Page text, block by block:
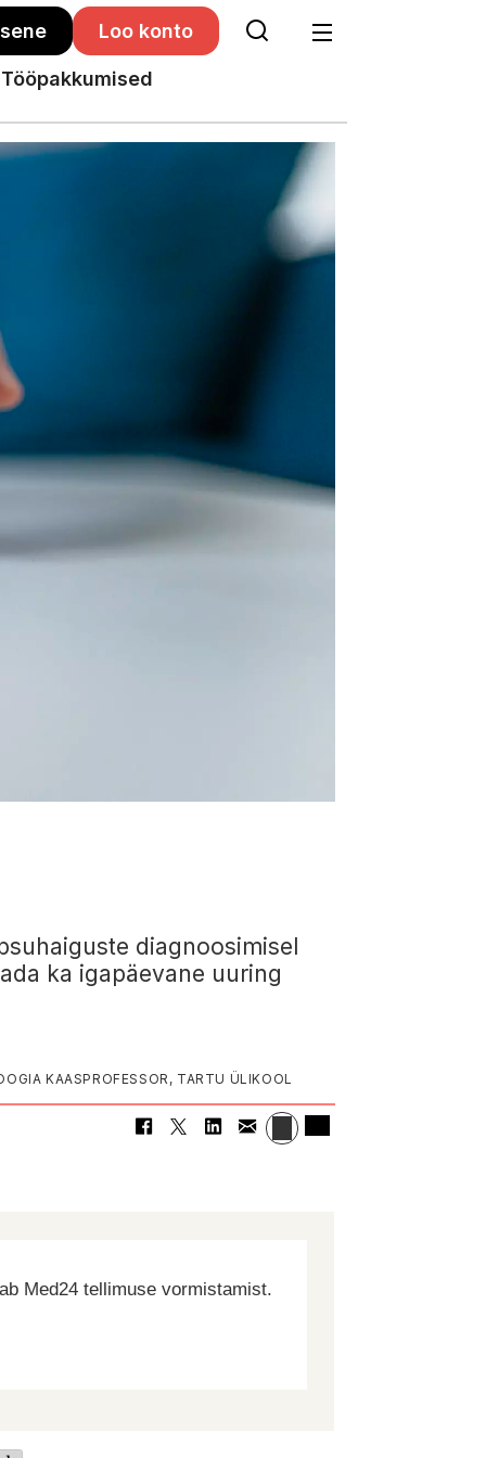
Loo konto
Tööpakkumised
diagnoosimisel
ka igapäevane uuring
KAASPROFESSOR, TARTU ÜLIKOOL
Med24 tellimuse vormistamist.